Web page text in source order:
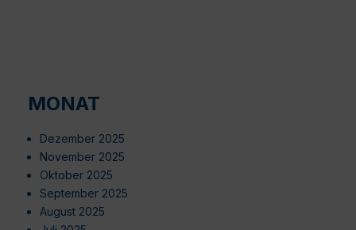
MONAT
Dezember 2025
November 2025
Oktober 2025
September 2025
August 2025